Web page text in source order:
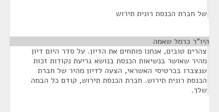
של חברת הכנסת רונית תירוש
היו"ר כרמל שאמה
צהרים טובים, אנחנו פותחים את הדיון. על סדר היום דיון
מהיר שאושר בנשיאות הכנסת בנושא גריעת נקודות זכות
שנצברו בכרטיסי האשראי, הצעה לדיון מהיר של חברת
הכנסת רונית תירוש. חברת הכנסת תירוש, קודם כל הבמה
שלך.